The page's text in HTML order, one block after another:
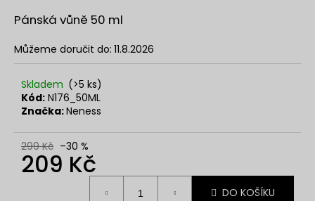
hvězdiček.
Pánská vůně 50 ml
Můžeme doručit do: 11.8.2026
Skladem (>5 ks)
Kód: N176_50ML
Značka:Neness
299 Kč –30 %
209 Kč
DO KOŠÍKU
j
e
m
e
NENESS
DAY
129
Kč